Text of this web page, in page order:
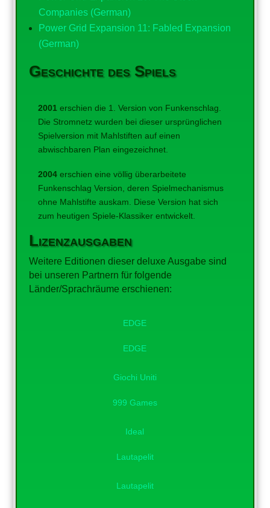
Companies (German)
Power Grid Expansion 11: Fabled Expansion
(German)
Geschichte des Spiels
2001 erschien die 1. Version von Funkenschlag.
Die Stromnetz wurden bei dieser ursprünglichen
Spielversion mit Mahlstiften auf einen
abwischbaren Plan eingezeichnet.
2004 erschien eine völlig überarbeitete
Funkenschlag Version, deren Spielmechanismus
ohne Mahlstifte auskam. Diese Version hat sich
zum heutigen Spiele-Klassiker entwickelt.
Lizenzausgaben
Weitere Editionen dieser deluxe Ausgabe sind
bei unseren Partnern für folgende
Länder/Sprachräume erschienen:
EDGE
EDGE
Giochi Uniti
999 Games
Ideal
Lautapelit
Lautapelit